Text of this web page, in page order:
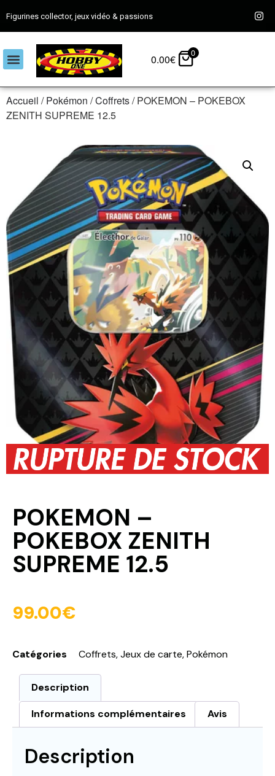
Figurines collector, jeux vidéo & passions
0.00€ 0
Accueil /Pokémon /Coffrets/ POKEMON – POKEBOX
ZENITH SUPREME 12.5
POKEMON –
POKEBOX ZENITH
SUPREME 12.5
99.00€
Catégories Coffrets,Jeux de carte,Pokémon
Description
Informations complémentaires Avis
Description